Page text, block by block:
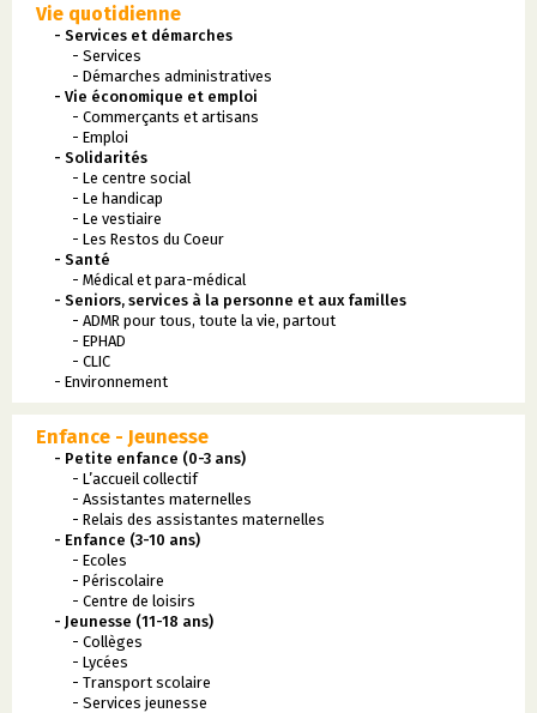
Vie quotidienne
- Services et démarches
- Services
- Démarches administratives
- Vie économique et emploi
- Commerçants et artisans
- Emploi
- Solidarités
- Le centre social
- Le handicap
- Le vestiaire
- Les Restos du Coeur
- Santé
- Médical et para-médical
- Seniors, services à la personne et aux familles
- ADMR pour tous, toute la vie, partout
- EPHAD
- CLIC
- Environnement
Enfance - Jeunesse
- Petite enfance (0-3 ans)
- L’accueil collectif
- Assistantes maternelles
- Relais des assistantes maternelles
- Enfance (3-10 ans)
- Ecoles
- Périscolaire
- Centre de loisirs
- Jeunesse (11-18 ans)
- Collèges
- Lycées
- Transport scolaire
- Services jeunesse